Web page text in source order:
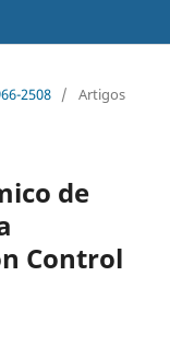
2508 / Artigos
de
Control